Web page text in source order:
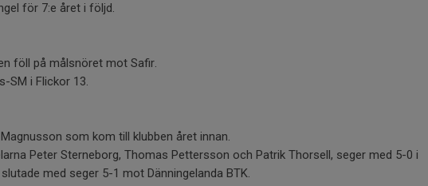
för 7:e året i följd.
föll på målsnöret mot Safir.
SM i Flickor 13.
som kom till klubben året innan.
Peter Sterneborg, Thomas Pettersson och Patrik Thorsell, seger med 5-0 i
med seger 5-1 mot Dänningelanda BTK.